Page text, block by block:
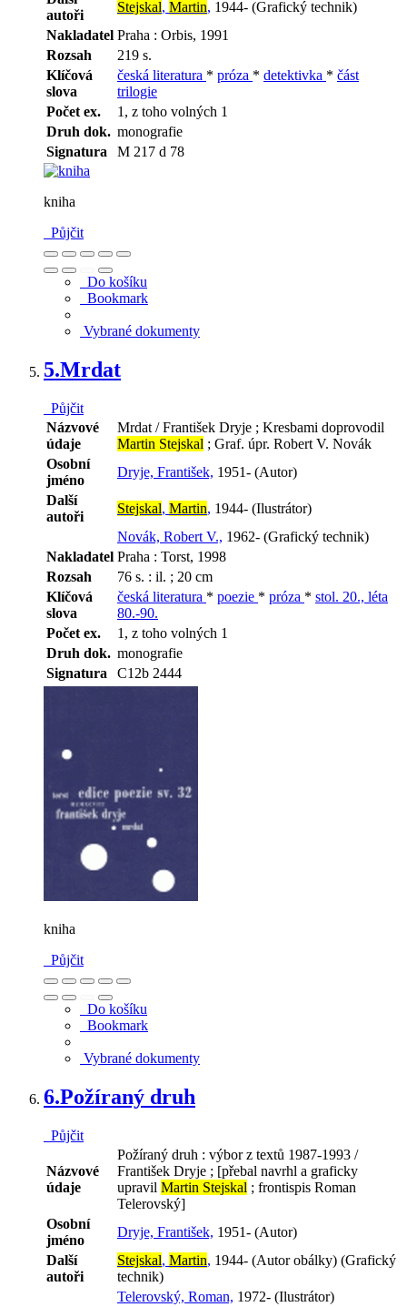
autoři
Stejskal, Martin, 1944- (Grafický technik)
Nakladatel Praha : Orbis, 1991
Rozsah
219 s.
Klíčová
slova
česká literatura * próza * detektivka * část
trilogie
Počet ex.
1, z toho volných 1
Druh dok. monografie
Signatura
M 217 d 78
kniha
Půjčit
Do košíku
Bookmark
Vybrané dokumenty
5.Mrdat
Půjčit
Názvové
údaje
Mrdat / František Dryje ; Kresbami doprovodil
Martin Stejskal ; Graf. úpr. Robert V. Novák
Osobní
jméno
Dryje, František, 1951- (Autor)
Další
autoři
Stejskal, Martin, 1944- (Ilustrátor)
Novák, Robert V., 1962- (Grafický technik)
Nakladatel Praha : Torst, 1998
Rozsah
76 s. : il. ; 20 cm
Klíčová
slova
česká literatura * poezie * próza * stol. 20., léta
80.-90.
Počet ex.
1, z toho volných 1
Druh dok. monografie
Signatura
C12b 2444
kniha
Půjčit
Do košíku
Bookmark
Vybrané dokumenty
6.Požíraný druh
Půjčit
Názvové
údaje
Požíraný druh : výbor z textů 1987-1993 /
František Dryje ; [přebal navrhl a graficky
upravil Martin Stejskal ; frontispis Roman
Telerovský]
Osobní
jméno
Dryje, František, 1951- (Autor)
Další
autoři
Stejskal, Martin, 1944- (Autor obálky) (Grafický
technik)
Telerovský, Roman, 1972- (Ilustrátor)